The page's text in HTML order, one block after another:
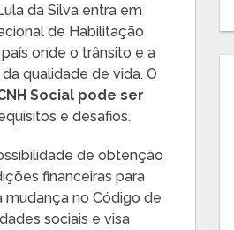
da Silva entra em
de Habilitação
onde o trânsito e a
qualidade de vida. O
Social pode ser
e desafios.
de obtenção
financeiras para
mudança no Código de
sociais e visa